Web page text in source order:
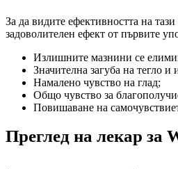
За да видите ефективността на
задоволителен ефект от първите
Излишните мазнини се
Значителна загуба на тегло и
Намалено чувство на глад;
Общо чувство за
Повишаване на
Преглед на лекар за